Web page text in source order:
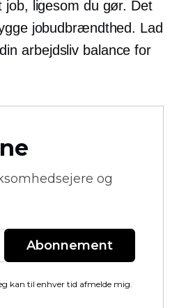
job, ligesom du gør. Det
jobudbrændthed. Lad
arbejdsliv balance for
og
Abonnement
kan til enhver tid afmelde mig.